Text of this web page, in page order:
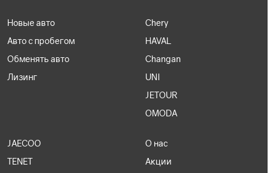
Новые авто
Авто с пробегом
Обменять авто
Лизинг
Chery
HAVAL
Changan
UNI
JETOUR
OMODA
JAECOO
TENET
О нас
Акции